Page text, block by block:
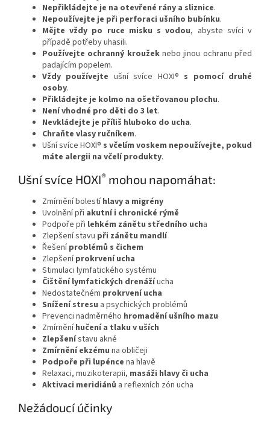
Nepřikládejte je na otevřené rány a sliznice.
Nepoužívejte je při perforaci ušního bubínku.
Mějte vždy po ruce misku s vodou, abyste svíci v
případě potřeby uhasili.
Používejte ochranný kroužeknebo jinou ochranu před
padajícím popelem.
Vždy používejte ušní svíce HOXI® s pomocí druhé
osoby.
Přikládejte je kolmo na ošetřovanou plochu.
Není vhodné pro děti do 3 let.
Nevkládejte je příliš hluboko do ucha.
Chraňte vlasy ručníkem.
Ušní svíce HOXI® s včelím voskem nepoužívejte, pokud
máte alergii na včelí produkty.
Ušní svíce HOXI® mohou napomáhat:
Zmírnění bolestíhlavy a migrény
Uvolnění při akutní i chronické rýmě
Podpoře při lehkém zánětu středního ucha
Zlepšení stavu při zánětu mandlí
Řešeníproblémů s čichem
Zlepšeníprokrvení ucha
Stimulaci lymfatického systému
Čištění lymfatických drenážíucha
Nedostatečném prokrvení ucha
Snížení stresu a psychických problémů
Prevenci nadměrného hromadění ušního mazu
Zmírněníhučení a tlaku v uších
Zlepšenístavu akné
Zmírnění ekzému na obličeji
Podpoře při lupénce na hlavě
Relaxaci, muzikoterapii, masáži hlavy či ucha
Aktivaci meridiánů a reflexních zón ucha
Nežádoucí účinky